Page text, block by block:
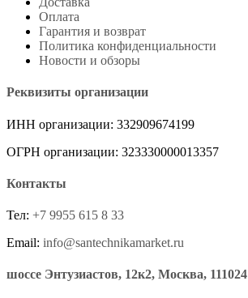
Оплата
Гарантия и возврат
Политика конфиденциальности
Новости и обзоры
Реквизиты организации
ИНН организации: 332909674199
ОГРН организации: 323330000013357
Контакты
Тел: +7 9955 615 8 33
Email: info@santechnikamarket.ru
шоссе Энтузиастов, 12к2, Москва, 111024